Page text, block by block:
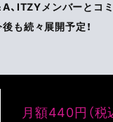
、ITZYメンバーとコ
も続々展開予定！
月額440円（税